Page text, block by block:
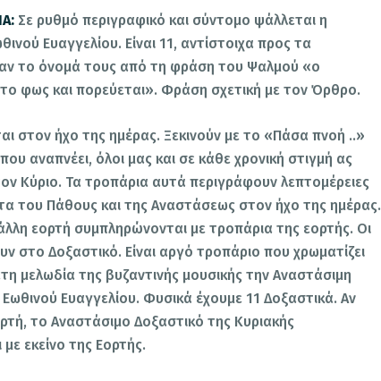
Σε ρυθμό περιγραφικό και σύντομο ψάλλεται η
Ευαγγελίου. Είναι 11, αντίστοιχα προς τα
το όνομά τους από τη φράση του Ψαλμού «ο
φως και πορεύεται». Φράση σχετική με τον Όρθρο.
στον ήχο της ημέρας. Ξεκινούν με το «Πάσα πνοή ..»
αναπνέει, όλοι μας και σε κάθε χρονική στιγμή ας
Κύριο. Τα τροπάρια αυτά περιγράφουν λεπτομέρειες
του Πάθους και της Αναστάσεως στον ήχο της ημέρας.
εορτή συμπληρώνονται με τροπάρια της εορτής. Οι
στο Δοξαστικό. Είναι αργό τροπάριο που χρωματίζει
μελωδία της βυζαντινής μουσικής την Αναστάσιμη
Ευαγγελίου. Φυσικά έχουμε 11 Δοξαστικά. Αν
το Αναστάσιμο Δοξαστικό της Κυριακής
με εκείνο της Εορτής.